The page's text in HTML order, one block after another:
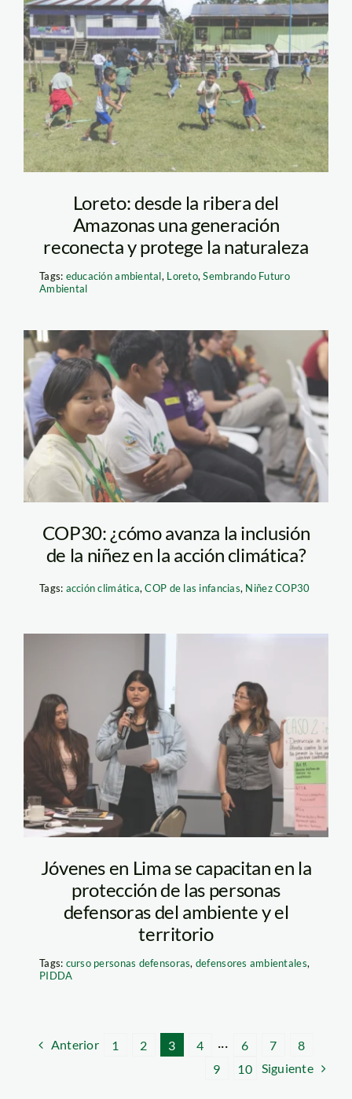
Sembrando Futuro
Ambiental _ SPDA
Loreto: desde la ribera del
Amazonas una generación
reconecta y protege la naturaleza
Tags: educación ambiental, Loreto,Sembrando Futuro
Ambiental
niñez COP30 1: Liliam
Timana:SPDA
COP30: ¿cómo avanza la inclusión
de la niñez en la acción climática?
Tags: acción climática,COP de las infancias, Niñez COP30
Curso Defensores-
Lima-Sally Jabiel-
SPDA
Jóvenes en Lima se capacitan en la
protección de las personas
defensoras del ambiente y el
territorio
Tags: curso personas defensoras, defensores ambientales,
PIDDA
Anterior 1 2 3 4 ··· 6 7
8
9
10 Siguiente